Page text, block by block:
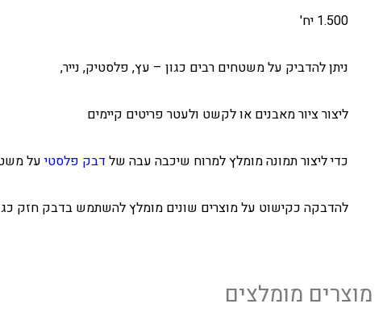
1.500 יח'
ניתן להדביק על משטחים רבים כגון – עץ, פלסטיק, נייר,
ליצור ציור מאבנים או לקשט ולעטר פריטים קיימים
כדי ליצור תמונה מומלץ למרוח שיכבה עבה של דבק פלסטי על
להדבקה כקישוט על מוצרים שונים מומלץ להשתמש בדבק חזק
מוצרים מומלצים